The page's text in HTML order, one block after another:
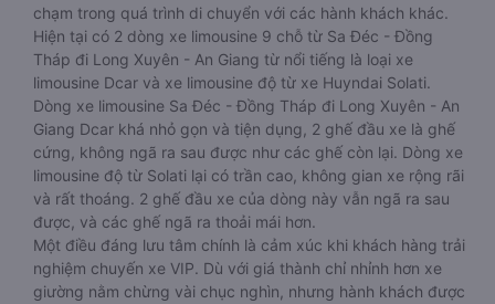
chạm trong quá trình di chuyển với các hành khách khác.
Hiện tại có 2 dòng xe limousine 9 chỗ từ Sa Đéc - Đồng
Tháp đi Long Xuyên - An Giang từ nổi tiếng là loại xe
limousine Dcar và xe limousine độ từ xe Huyndai Solati.
Dòng xe limousine Sa Đéc - Đồng Tháp đi Long Xuyên - An
Giang Dcar khá nhỏ gọn và tiện dụng, 2 ghế đầu xe là ghế
cứng, không ngã ra sau được như các ghế còn lại. Dòng xe
limousine độ từ Solati lại có trần cao, không gian xe rộng rãi
và rất thoáng. 2 ghế đầu xe của dòng này vẫn ngã ra sau
được, và các ghế ngã ra thoải mái hơn.
Một điều đáng lưu tâm chính là cảm xúc khi khách hàng trải
nghiệm chuyến xe VIP. Dù với giá thành chỉ nhỉnh hơn xe
giường nằm chừng vài chục nghìn, nhưng hành khách được